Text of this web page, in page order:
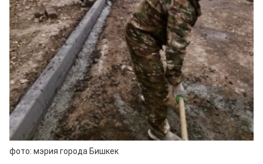
фото: мэрия города Бишкек